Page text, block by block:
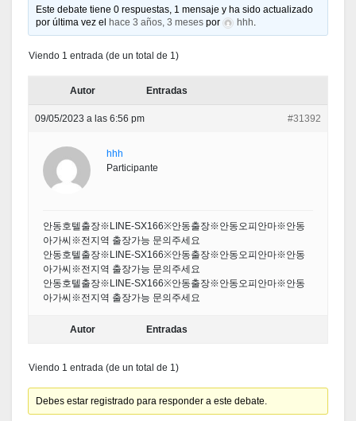
Este debate tiene 0 respuestas, 1 mensaje y ha sido actualizado
por última vez el
hace 3 años, 3 meses por hhh.
Viendo 1 entrada (de un total de 1)
Autor Entradas
09/05/2023 a las 6:56 pm #31392
hhh
Participante
안동호텔출장※LINE-SX166※안동출장※안동오피안마※안동
아가씨※전지역 출장가능 문의주세요
안동호텔출장※LINE-SX166※안동출장※안동오피안마※안동
아가씨※전지역 출장가능 문의주세요
안동호텔출장※LINE-SX166※안동출장※안동오피안마※안동
아가씨※전지역 출장가능 문의주세요
Autor Entradas
Viendo 1 entrada (de un total de 1)
Debes estar registrado para responder a este debate.